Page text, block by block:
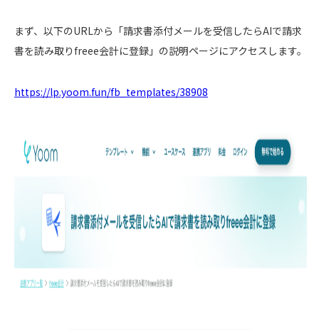
まず、以下のURLから「請求書添付メールを受信したらAIで請求
書を読み取りfreee会計に登録」の説明ページにアクセスします。
https://lp.yoom.fun/fb_templates/38908